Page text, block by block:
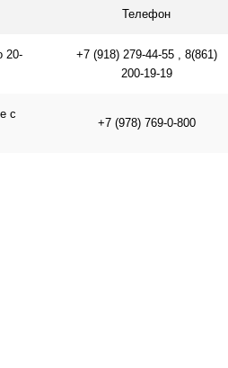
Телефон
20-
+7 (918) 279-44-55 , 8(861)
200-19-19
с
+7 (978) 769-0-800